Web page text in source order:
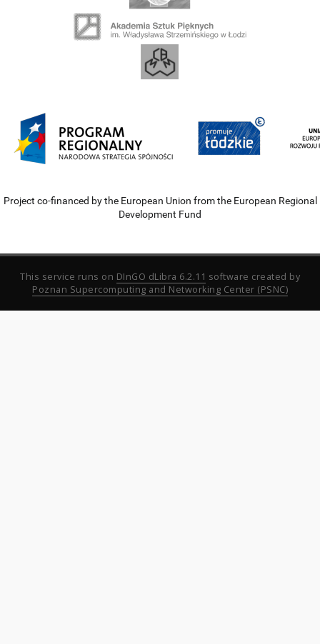
Project co-financed by the European Union from the European Regional
Development Fund
This service runs on DInGO dLibra 6.2.11 software created by
Poznan Supercomputing and Networking Center (PSNC)